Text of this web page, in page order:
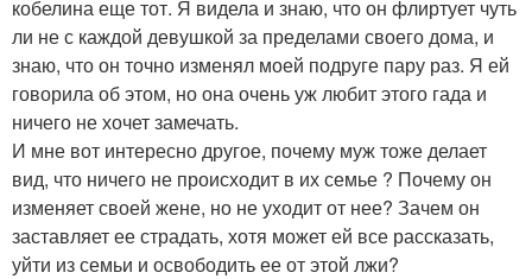
кобелина еще тот. Я видела и знаю, что он флиртует чуть
ли не с каждой девушкой за пределами своего дома, и
знаю, что он точно изменял моей подруге пару раз. Я ей
говорила об этом, но она очень уж любит этого гада и
ничего не хочет замечать.
И мне вот интересно другое, почему муж тоже делает
вид, что ничего не происходит в их семье ? Почему он
изменяет своей жене, но не уходит от нее? Зачем он
заставляет ее страдать, хотя может ей все рассказать,
уйти из семьи и освободить ее от этой лжи?